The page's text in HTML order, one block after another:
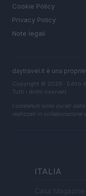
Cookie Policy
Privacy Policy
Note legali
daytravel.it è una
Copyright © 2026 · Edito
Tutti i diritti riservati
I contenuti sono curati
realizzati in collaborazione
ITALIA
Casa Magazine